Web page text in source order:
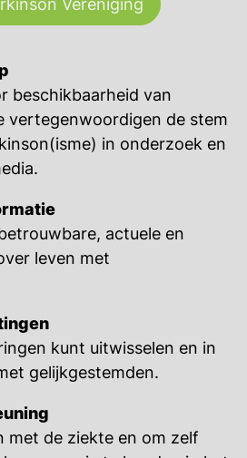
Vereniging
beschikbaarheid van
vertegenwoordigen de stem
in onderzoek en
actuele en
leven met
kunt uitwisselen en in
gelijkgestemden.
met de ziekte en om zelf